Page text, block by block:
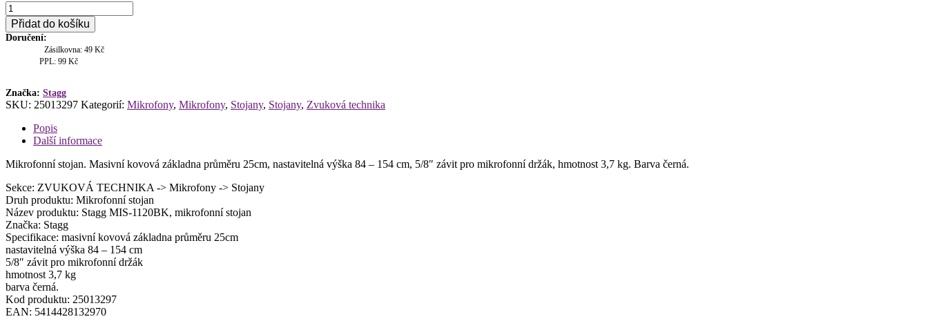
Stagg
MIS-
1120BK,
mikrofonní
Přidat do košíku
Doručení:
Zásilkovna: 49 Kč
PPL: 99 Kč
Značka: Stagg
SKU: 25013297 Kategorií: Mikrofony, Mikrofony, Stojany, Stojany, Zvuková technika
Popis
Další informace
Mikrofonní stojan. Masivní kovová základna průměru 25cm, nastavitelná výška 84 – 154 cm, 5/8″ závit pro mikrofonní držák, hmotnost 3,7 kg. Barva černá.
Sekce: ZVUKOVÁ TECHNIKA -> Mikrofony -> Stojany
Druh produktu: Mikrofonní stojan
Název produktu: Stagg MIS-1120BK, mikrofonní stojan
Značka: Stagg
Specifikace: masivní kovová základna průměru 25cm
nastavitelná výška 84 – 154 cm
5/8″ závit pro mikrofonní držák
hmotnost 3,7 kg
barva černá.
Kod produktu: 25013297
EAN: 5414428132970